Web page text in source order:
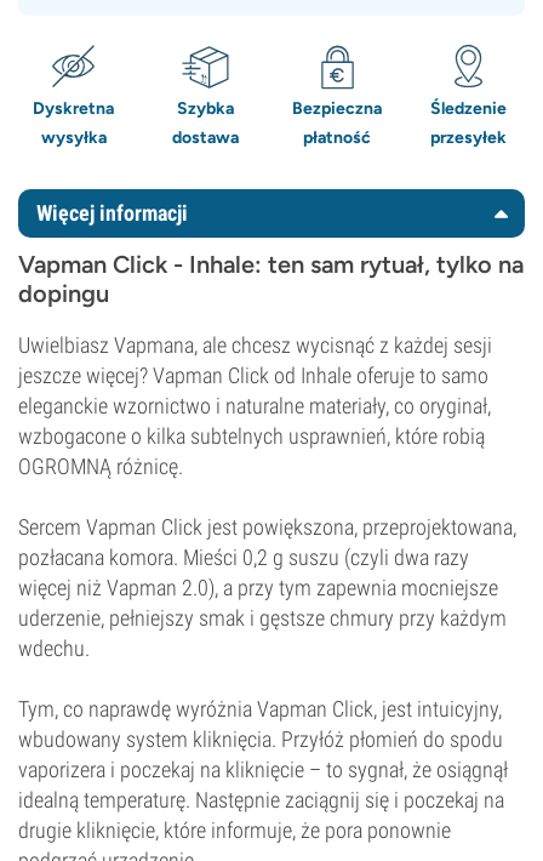
Dyskretna
wysyłka
Szybka
dostawa
Bezpieczna
płatność
Śledzenie
przesyłek
Więcej informacji
Vapman Click - Inhale: ten sam rytuał, tylko na
dopingu
Uwielbiasz Vapmana, ale chcesz wycisnąć z każdej sesji
jeszcze więcej? Vapman Click od Inhale oferuje to samo
eleganckie wzornictwo i naturalne materiały, co oryginał,
wzbogacone o kilka subtelnych usprawnień, które robią
OGROMNĄ różnicę.
Sercem Vapman Click jest powiększona, przeprojektowana,
pozłacana komora. Mieści 0,2 g suszu (czyli dwa razy
więcej niż Vapman 2.0), a przy tym zapewnia mocniejsze
uderzenie, pełniejszy smak i gęstsze chmury przy każdym
wdechu.
Tym, co naprawdę wyróżnia Vapman Click, jest intuicyjny,
wbudowany system kliknięcia. Przyłóż płomień do spodu
vaporizera i poczekaj na kliknięcie – to sygnał, że osiągnął
idealną temperaturę. Następnie zaciągnij się i poczekaj na
drugie kliknięcie, które informuje, że pora ponownie